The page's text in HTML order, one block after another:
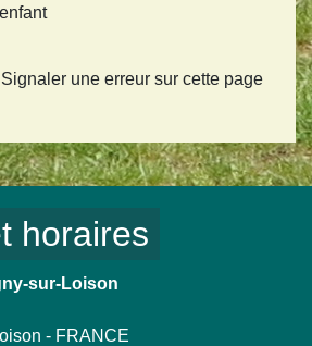
Signaler une erreur sur cette page
horaires
sur-Loison
- FRANCE